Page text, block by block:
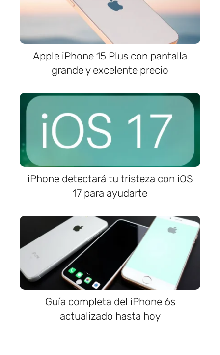
Apple iPhone 15 Plus con pantalla
grande y excelente precio
iPhone detectará tu tristeza con iOS
17 para ayudarte
Guía completa del iPhone 6s
actualizado hasta hoy